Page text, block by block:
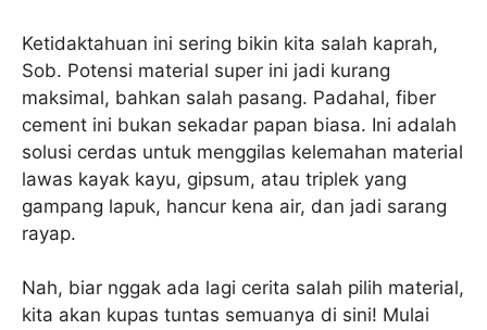
Ketidaktahuan ini sering bikin kita salah kaprah,
Sob. Potensi material super ini jadi kurang
maksimal, bahkan salah pasang. Padahal, fiber
cement ini bukan sekadar papan biasa. Ini adalah
solusi cerdas untuk menggilas kelemahan material
lawas kayak kayu, gipsum, atau triplek yang
gampang lapuk, hancur kena air, dan jadi sarang
rayap.
Nah, biar nggak ada lagi cerita salah pilih material,
kita akan kupas tuntas semuanya di sini! Mulai